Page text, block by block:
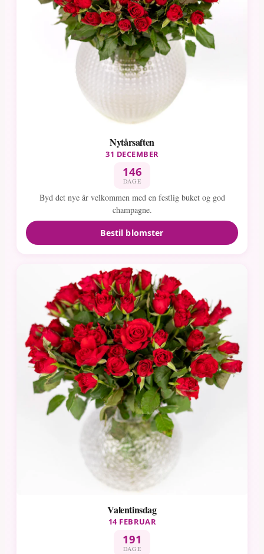
Nytårsaften
31 DECEMBER
146
DAGE
Byd det nye år velkommen med en festlig buket og god
champagne.
Bestil blomster
Valentinsdag
14 FEBRUAR
191
DAGE